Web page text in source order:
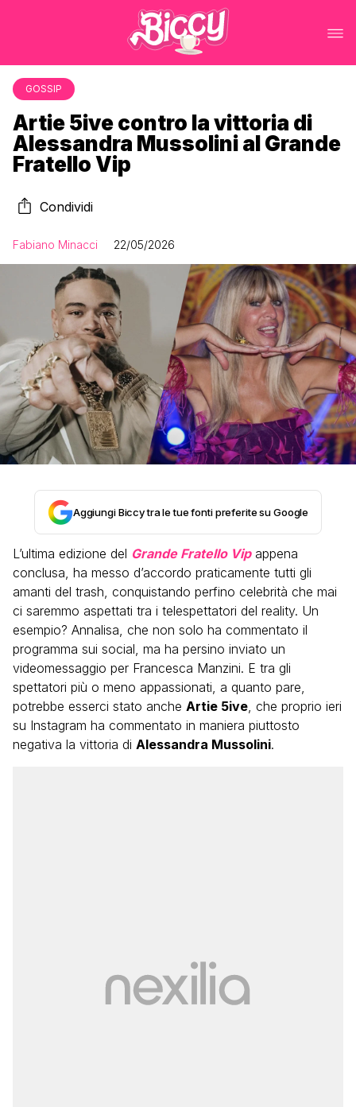
GOSSIP
Artie 5ive contro la vittoria di
Alessandra Mussolini al Grande
Fratello Vip
Condividi
Fabiano Minacci 22/05/2026
Aggiungi Biccy tra le tue fonti preferite su Google
L’ultima edizione del Grande Fratello Vipappena
conclusa, ha messo d’accordo praticamente tutti gli
amanti del trash, conquistando perfino celebrità che mai
ci saremmo aspettati tra i telespettatori del reality. Un
esempio? Annalisa, che non solo ha commentato il
programma sui social, ma ha persino inviato un
videomessaggio per Francesca Manzini. E tra gli
spettatori più o meno appassionati, a quanto pare,
potrebbe esserci stato anche Artie 5ive, che proprio ieri
su Instagram ha commentato in maniera piuttosto
negativa la vittoria di Alessandra Mussolini.